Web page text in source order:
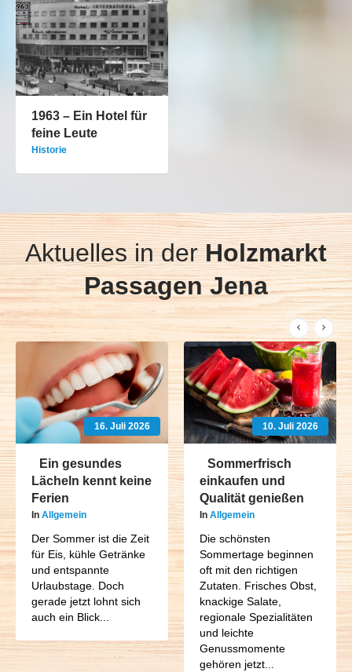
1963 – Ein Hotel für
feine Leute
Historie
Aktuelles in derHolzmarkt
Passagen Jena
16. Juli 2026
Ein gesundes
Lächeln kennt keine
Ferien
In Allgemein
Der Sommer ist die Zeit
für Eis, kühle Getränke
und entspannte
Urlaubstage. Doch
gerade jetzt lohnt sich
auch ein Blick...
10. Juli 2026
Sommerfrisch
einkaufen und
Qualität genießen
In Allgemein
Die schönsten
Sommertage beginnen
oft mit den richtigen
Zutaten. Frisches Obst,
knackige Salate,
regionale Spezialitäten
und leichte
Genussmomente
gehören jetzt...